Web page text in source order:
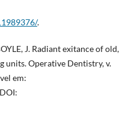
.
J. Radiant exitance of old,
units. Operative Dentistry, v.
em: